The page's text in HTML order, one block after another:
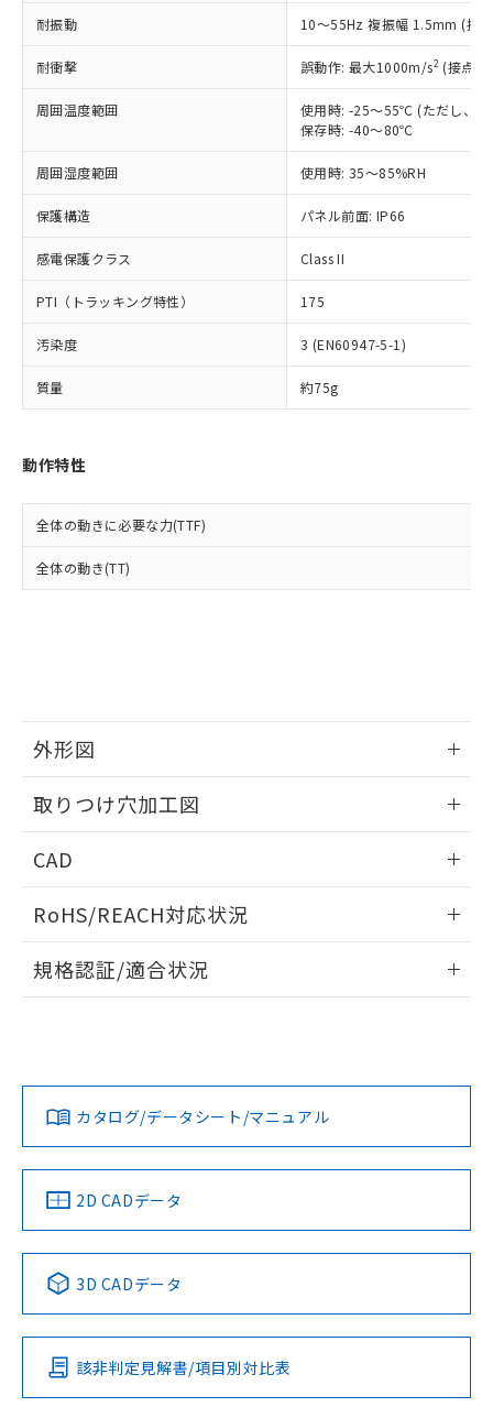
耐振動 10～55Hz 複振幅 1.5mm (接
耐衝撃 誤動作: 最大1000m/s2 (接点
周囲温度範囲
使用時: -25～55℃ (ただし、氷
保存時: -40～80℃
周囲湿度範囲 使用時: 35～85%RH
保護構造 パネル前面: IP66
感電保護クラス Class II
PTI（トラッキング特性） 175
汚染度 3 (EN60947-5-1)
質量 約75g
動作特性
全体の動きに必要な力(TTF)
全体の動き(TT)
外形図
取りつけ穴加工図
CAD
ドすることができます。
ログイン/会員登録
ダウンロードデータをご利用いただく前に、以下を必ずお読
みください。
ソフトウェアの使用条件
RoHS/REACH対応状況
EU RoHS 注意事項・凡例
対応済み
中国 RoHS 注意事項・凡例
Pb Hg Cd Cr(VI)
O
規格認証/適合状況
カタログ/データシート/マニュアル
2D CADデータ
3D CADデータ
該非判定見解書/項目別対比表
記載している更新日時点での社内デー
タに基づき作成されるものであり、閲
覧された時点での実際の在庫および標
準価格とは異なる場合があることをご
正式な納期状況および標準価格はお客
様のお取引先、またはお客様担当のオ
ムロン制御機器販売店・当社販売員に
オムロン制御機器販売店や当社販売拠
販売ネットワーク
」をご確認
ください。
在庫状況および標準価格結果を当社の
事前の承諾なく第三者に漏洩または開
示しないようお願いします。
マイパーツ機能（部品リスト作成サー
ビス）をご利用いただくには、I-Web
メンバーズにご登録されている必要が
および当社の共同利用者が、当社の製
品・サービスに関するお客様との取
をご了承ください。
※当社の共同利用者とは、"個人情報
鉛(Pb) 1000ppm以下、 水銀(Hg) 1000ppm以下、 カド
六価クロム(Cr(Ⅵ)) 1000ppm以下、ポリ臭化ビフェニル
類(PBB) 1000ppm以下、ポリ臭化ジフェニルエーテル類
(PBDE) 1000ppm以下、フタル酸ビス(2-エチルヘキシ
ル) (DEHP)(別名：DOP) 1000ppm以下、フタル酸ブチ
ルベンジル（BBP） 1000ppm以下、フタル酸ジブチル
（DBP） 1000ppm以下、フタル酸ジイソブチル
(DIBP) 1000ppm以下
但し、RoHS指令で産業用監視および制御機器に対する
適用除外項目は除く。
フタル酸エステル類の４物質については閾値を超える意
図的な使用がないことを確認しています。
※2 対応予定月
部品在庫の切り替え状況などにより、予定
月が前後することがあります。
下記の非含有証明書をダウンロードするこ
とができます。
EU RoHS指令（10物質）の非含有証明書
物質の対応では、対応完了までの期間は出
荷製品に未対応品が混在することから備考
既に当社にて対応品への在庫切替を完了
していることから、特段のことがない限
り、2022年1月12日より割愛しておりま
*中国RoHS10物質の基準値 (GB/T26572)：
Pb(鉛) :1000ppm、 Hg(水銀) : 1000ppm、 Cd(カドミウ
Cr(Ⅵ)(六価クロム) : 1000ppm、 PBBs(ポリ臭化ビフェ
ニル類) : 1000ppm、 PBDEs(ポリ臭化ジフェニルエーテ
ル) : 1000ppm、
DEHP(フタル酸ビス(2-エチルヘキシル)) : 1000ppm
※2 環境保護使用期限
「ｅ」：有害物質（10物質）のすべてが基
準値以下であることを示します。
「10」：通常の使用状況下において有害物
質が外部に漏えいし、環境に深刻な影響を
及ぼさない年数を意味します。
（以下｢規制貨物等」という）を輸出
または国外への提供する場合は、日本
国政府の輸出許可(または役務取引許
可)を取得するなどの必要な手続きを
当社は規制貨物を破棄する場合は、完
全に破砕するなど、違法に輸出されな
いよう必要な手段を講じます。
当社は貴社製品を、核兵器、ミサイ
ル、化学兵器、生物兵器またはその他
武器並びにこれらの製造装置等に一切
使用いたしません。
当社は、貴社製品を第三者に販売する
場合は、上記1、2および3の内容を当
該第三者に通知します。また当社は、
販売先および販売に係わる関係者が違
法に輸出するおそれがある場合は、取
り引きをいたしません。
○ 一定数以上の在庫あり
△ 一定数には満たないが在庫あり
在庫なし(最新の在庫状況につ
いては、お客様のお取引先、ま
たはお客様担当のオムロン制御
機器販売店・当社販売員にご確
認ください)
受注生産機種、また在庫状況の
情報を公開していない機種